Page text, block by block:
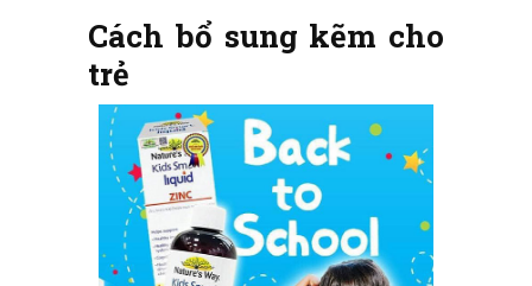
Cách bổ sung kẽm cho
trẻ